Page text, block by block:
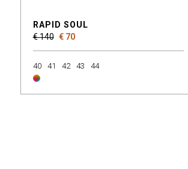
RAPID SOUL
€ 140 € 70
40 41 42 43 44